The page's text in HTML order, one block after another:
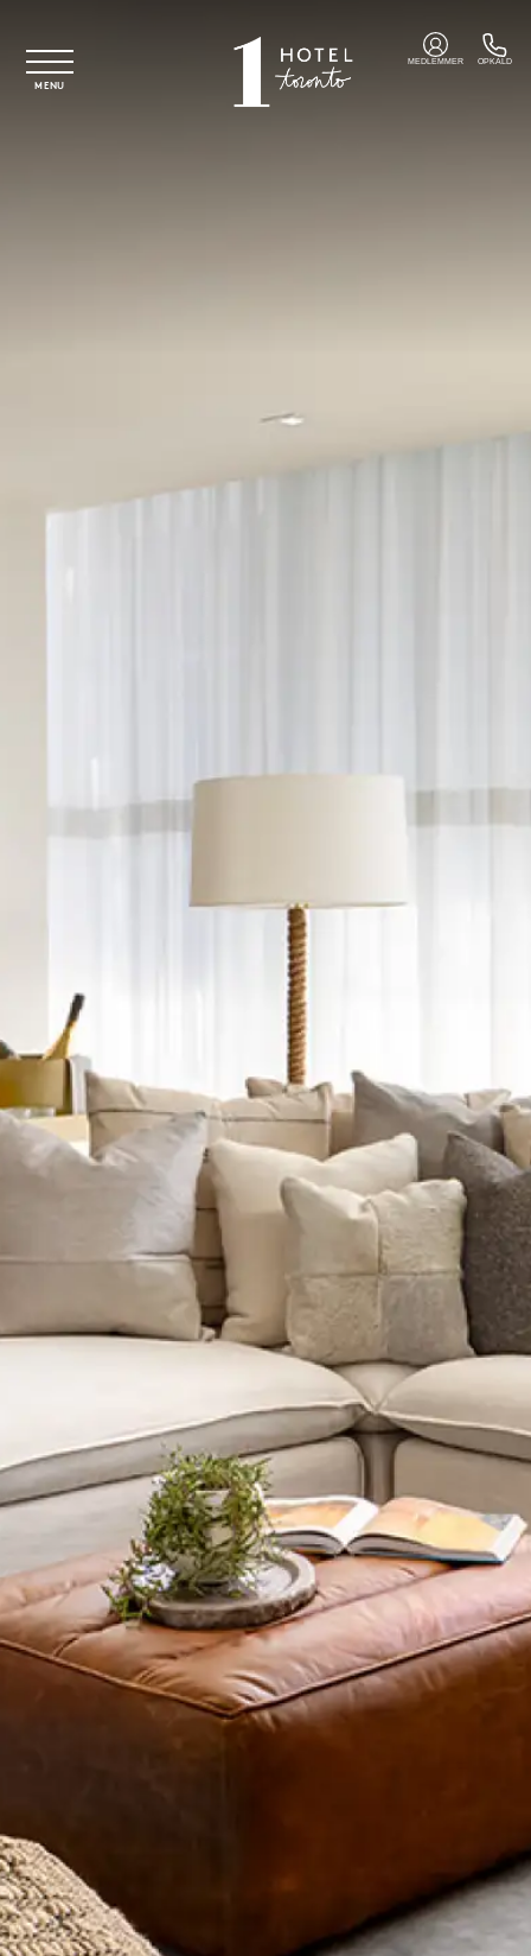
MENU
MEDLEMMER OPKALD